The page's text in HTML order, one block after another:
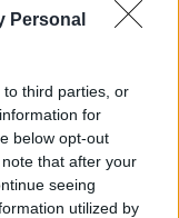
Personal
third parties, or
for
below opt-out
that after your
seeing
utilized by